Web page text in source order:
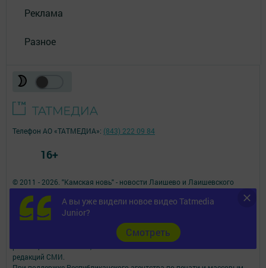
Реклама
Разное
А вы уже видели новое видео Tatmedia
Junior?
Cмотреть
© 2011 - 2026. "Камская новь" - новости Лаишево и Лаишевского
© ТАТМЕДИА. Все материалы, размещенные на сайте, защищены
законом.
Перепечатка, воспроизведение и распространение в любом объеме
редакций СМИ.
Телефон АО «ТАТМЕДИА»: (843) 222 09 84
16+